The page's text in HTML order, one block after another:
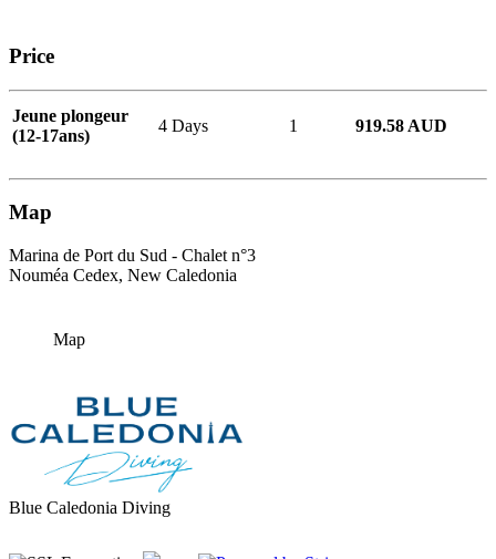
Price
Jeune plongeur
(12-17ans)
4 Days 1 919.58 AUD
Map
Marina de Port du Sud - Chalet n°3
Nouméa Cedex, New Caledonia
Map
Blue Caledonia Diving